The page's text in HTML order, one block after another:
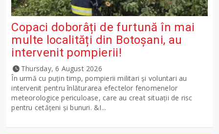
Copaci doborâți de furtună în mai
multe localități din Botoșani, au
intervenit pompierii!
Thursday, 6 August 2026
În urmă cu puțin timp, pompierii militari și voluntari au
intervenit pentru înlăturarea efectelor fenomenelor
meteorologice periculoase, care au creat situații de risc
pentru cetățeni și bunuri. &I...